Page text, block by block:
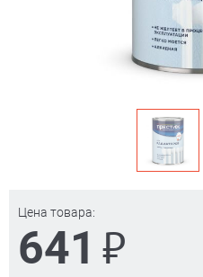
Цена товара:
641 ₽